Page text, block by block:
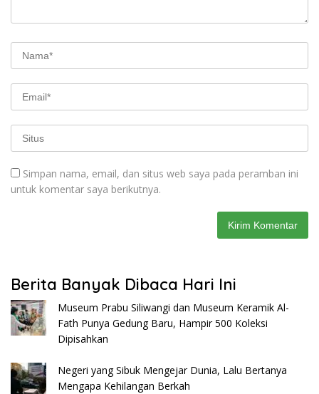
Simpan nama, email, dan situs web saya pada peramban ini
untuk komentar saya berikutnya.
Berita Banyak Dibaca Hari Ini
Museum Prabu Siliwangi dan Museum Keramik Al-
Fath Punya Gedung Baru, Hampir 500 Koleksi
Dipisahkan
Negeri yang Sibuk Mengejar Dunia, Lalu Bertanya
Mengapa Kehilangan Berkah